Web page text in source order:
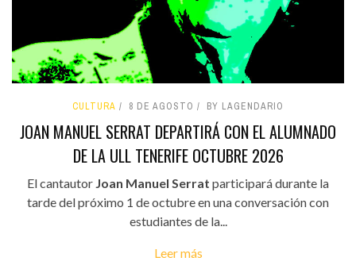
CULTURA 8 DE AGOSTO BY LAGENDARIO
JOAN MANUEL SERRAT DEPARTIRÁ CON EL ALUMNADO
DE LA ULL TENERIFE OCTUBRE 2026
El cantautor Joan Manuel Serrat participará durante la
tarde del próximo 1 de octubre en una conversación con
estudiantes de la...
Leer más